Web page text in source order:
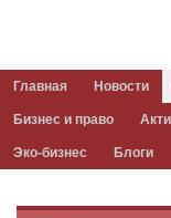
Главная Новости
Бизнес и право
Эко-бизнес Блоги